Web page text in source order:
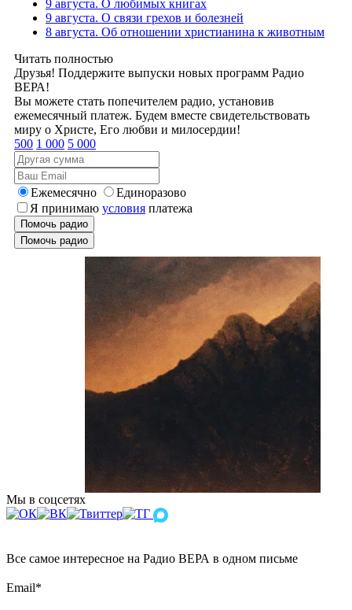
9 августа. О любимых книгах
9 августа. О связи грехов и болезней
8 августа. Об отношении христианина к животным
Читать полностью
Друзья! Поддержите выпуски новых программ Радио
ВЕРА!
Вы можете стать попечителем радио, установив
ежемесячный платеж. Будем вместе свидетельствовать
миру о Христе, Его любви и милосердии!
500 1 000 5 000
Ежемесячно
Единоразово
Я принимаю условия платежа
Помочь радио
Помочь радио
Мы в соцсетях
Все самое интересное на Радио ВЕРА в одном письме
Email*